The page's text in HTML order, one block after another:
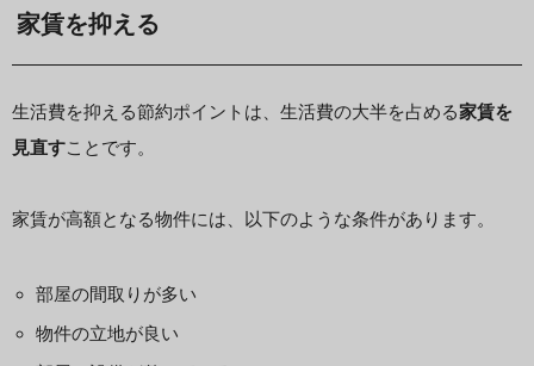
家賃を抑える
生活費を抑える節約ポイントは、生活費の大半を占める家賃を
見直すことです。
家賃が高額となる物件には、以下のような条件があります。
部屋の間取りが多い
物件の立地が良い